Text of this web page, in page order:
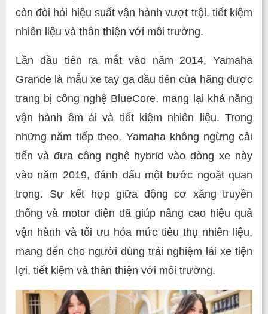
còn đòi hỏi hiệu suất vận hành vượt trội, tiết kiệm
nhiên liệu và thân thiện với môi trường.
Lần đầu tiên ra mắt vào năm 2014, Yamaha
Grande là mẫu xe tay ga đầu tiên của hãng được
trang bị công nghệ BlueCore, mang lại khả năng
vận hành êm ái và tiết kiệm nhiên liệu. Trong
những năm tiếp theo, Yamaha không ngừng cải
tiến và đưa công nghệ hybrid vào dòng xe này
vào năm 2019, đánh dấu một bước ngoặt quan
trọng. Sự kết hợp giữa động cơ xăng truyền
thống và motor điện đã giúp nâng cao hiệu quả
vận hành và tối ưu hóa mức tiêu thụ nhiên liệu,
mang đến cho người dùng trải nghiệm lái xe tiện
lợi, tiết kiệm và thân thiện với môi trường.